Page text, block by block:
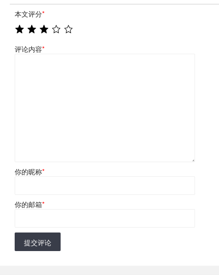
本文评分*
评论内容*
你的昵称*
你的邮箱*
提交评论